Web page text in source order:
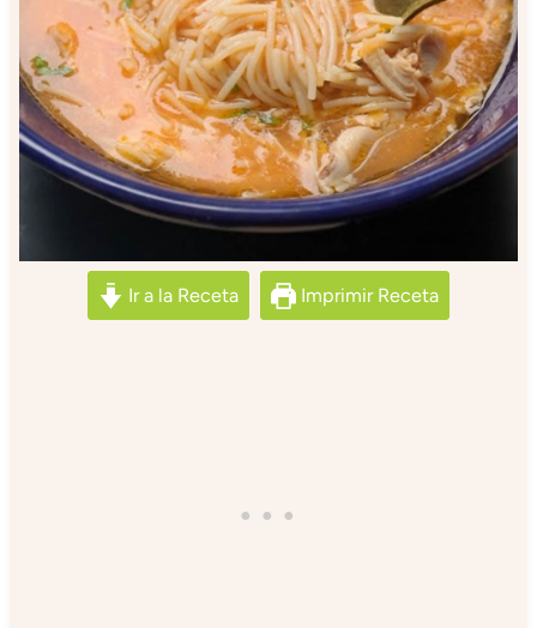
Ir a la Receta Imprimir Receta